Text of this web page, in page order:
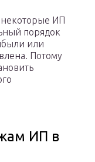
некоторые ИП
порядок
или
Потому
ИП в